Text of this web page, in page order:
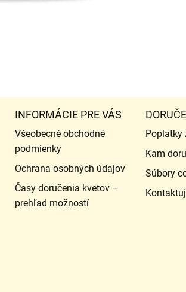
INFORMÁCIE PRE VÁS
Všeobecné obchodné
podmienky
Ochrana osobných údajov
Časy doručenia kvetov –
prehľad možností
Poplatky
Kam
Súbory